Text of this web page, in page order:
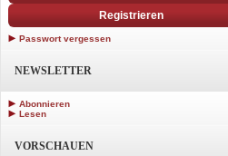
Registrieren
Passwort vergessen
NEWSLETTER
Abonnieren
Lesen
VORSCHAUEN